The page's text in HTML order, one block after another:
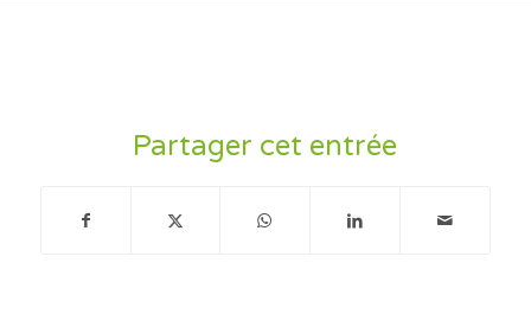
Partager cet entrée